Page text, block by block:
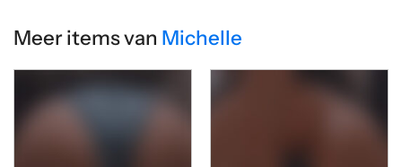
Meer items van Michelle